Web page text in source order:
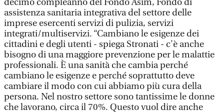
decimo compleanno del Fondo Asim, Fondo di
assistenza sanitaria integrativa del settore delle
imprese esercenti servizi di pulizia, servizi
integrati/multiservizi. “Cambiano le esigenze dei
cittadini e degli utenti - spiega Stronati - c'è anche
bisogno di una maggiore prevenzione per le malattie
professionali. È una sanità che cambia perché
cambiano le esigenze e perché soprattutto deve
cambiare il modo con cui abbiamo più cura della
persona. Nel nostro settore sono tantissime le donne
che lavorano, circa il 70%. Questo vuol dire anche